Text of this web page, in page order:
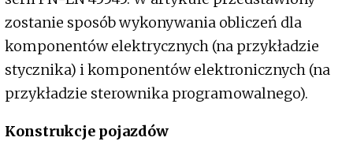
zostanie sposób wykonywania obliczeń dla
komponentów elektrycznych (na przykładzie
stycznika) i komponentów elektronicznych (na
przykładzie sterownika programowalnego).
Konstrukcje pojazdów